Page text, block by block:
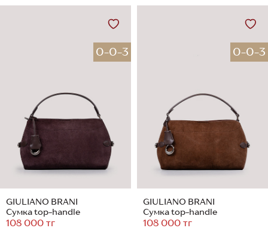
0-0-3
GIULIANO BRANI
Сумка top-handle
108 000 тг
0-0-3
GIULIANO BRANI
Сумка top-handle
108 000 тг